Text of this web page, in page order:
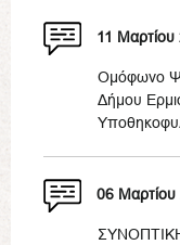
11 Μαρτίου
Ομόφωνο
Δήμου
06